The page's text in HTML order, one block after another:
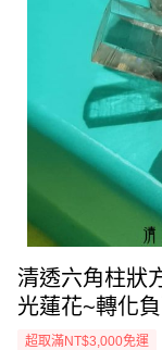
清透六角柱狀
光蓮花~轉化
超取滿NT$3,000免運